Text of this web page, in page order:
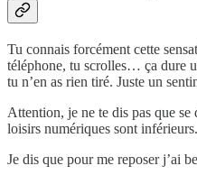
Tu connais forcément cette
téléphone, tu scrolles… ça dure
tu n’en as rien tiré. Juste un
Attention, je ne te dis pas que
loisirs numériques sont
Je dis que pour me reposer j’ai